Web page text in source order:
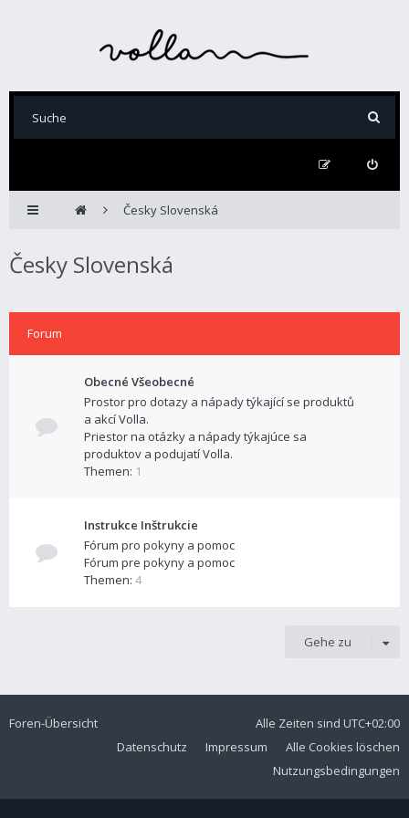
Česky Slovenská
Česky Slovenská
Forum
Obecné Všeobecné
Prostor pro dotazy a nápady týkající se produktů
a akcí Volla.
Priestor na otázky a nápady týkajúce sa
produktov a podujatí Volla.
Themen: 1
Instrukce Inštrukcie
Fórum pro pokyny a pomoc
Fórum pre pokyny a pomoc
Themen: 4
Gehe zu
Foren-Übersicht Alle Zeiten sind UTC+02:00
Alle Cookies löschen
Impressum
Datenschutz
Nutzungsbedingungen